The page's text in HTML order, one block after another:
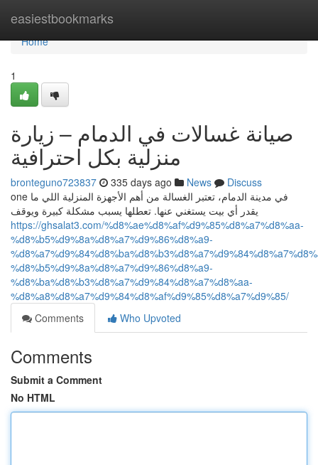
easiestbookmarks
Home
Home
1
صيانة غسالات في الدمام – زيارة
منزلية بكل احترافية
bronteguno723837 335 days ago News
Discuss
one في مدينة الدمام، تعتبر الغسالة من أهم الأجهزة المنزلية اللي ما
يقدر أي بيت يستغني عنها. تعطلها يسبب مشكلة كبيرة ويوقف
https://ghsalat3.com/%d8%ae%d8%af%d9%85%d8%a7%d8%aa-
%d8%b5%d9%8a%d8%a7%d9%86%d8%a9-
%d8%b5%d9%8a%d8%a7%d9%86%d8%a9-
%d8%ba%d8%b3%d8%a7%d9%84%d8%a7%d8%aa-
%d8%a8%d8%a7%d9%84%d8%af%d9%85%d8%a7%d9%85/
Comments
Who Upvoted
Comments
Submit a Comment
No HTML